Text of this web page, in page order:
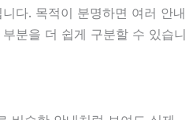
다. 목적이 분명하면 여러 안내
분을 더 쉽게 구분할 수 있습니